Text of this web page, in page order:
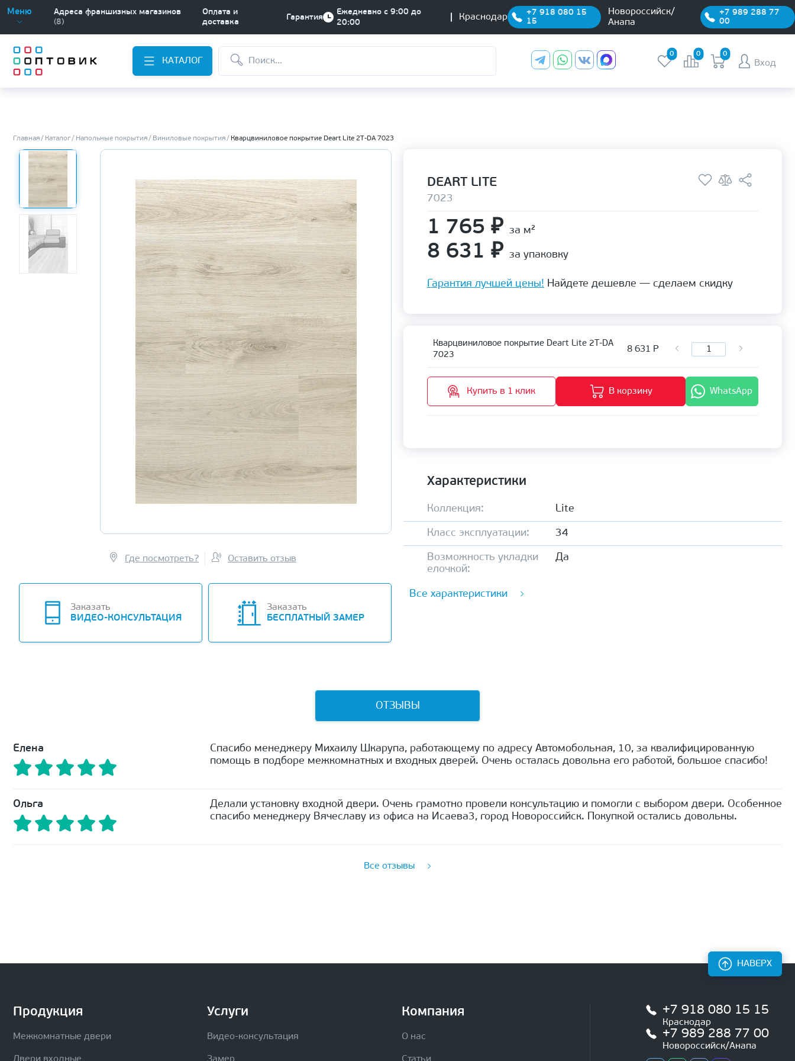
Меню
Адреса франшизных магазинов
(8)
Оплата и
доставка
Гарантия
Ежедневно с 9:00 до
20:00
Краснодар
+7 918 080 15
15
Новороссийск/
Анапа
+7 989 288 77
00
КАТАЛОГ
0 0 0
Вход
Главная Каталог Напольные покрытия Виниловые покрытия Кварцвиниловое покрытие Deart Lite 2Т-DA 7023
Где посмотреть? Оставить отзыв
Заказать
ВИДЕО-КОНСУЛЬТАЦИЯ
Заказать
БЕСПЛАТНЫЙ ЗАМЕР
DEART LITE
7023
1 765 ₽ за м²
8 631 ₽ за упаковку
Гарантия лучшей цены! Найдете дешевле — сделаем скидку
Кварцвиниловое покрытие Deart Lite 2Т-DA
7023
8 631 Р
Купить в 1 клик В корзину WhatsApp
Характеристики
Коллекция: Lite
Класс эксплуатации: 34
Возможность укладки
елочкой:
Да
Все характеристики
ОТЗЫВЫ
Елена
Спасибо менеджеру Михаилу Шкарупа, работающему по адресу Автомобольная, 10, за квалифицированную
помощь в подборе межкомнатных и входных дверей. Очень осталась довольна его работой, большое спасибо!
Ольга
Делали установку входной двери. Очень грамотно провели консультацию и помогли с выбором двери. Особенное
спасибо менеджеру Вячеславу из офиса на Исаева3, город Новороссийск. Покупкой остались довольны.
Все отзывы
Продукция
Межкомнатные двери
Услуги
Видео-консультация
Компания
О нас
+7 918 080 15 15
Краснодар
+7 989 288 77 00
Новороссийск/Анапа
НАВЕРХ